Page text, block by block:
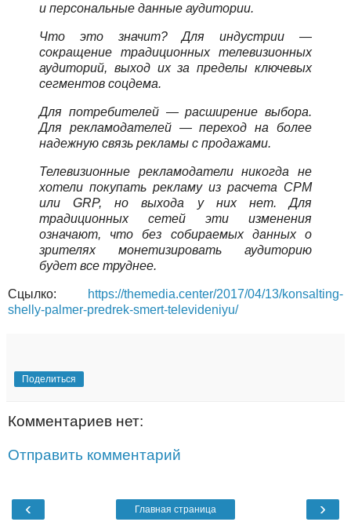
и персональные данные аудитории.
Что это значит? Для индустрии —
сокращение традиционных телевизионных
аудиторий, выход их за пределы ключевых
сегментов соцдема.
Для потребителей — расширение выбора.
Для рекламодателей — переход на более
надежную связь рекламы с продажами.
Телевизионные рекламодатели никогда не
хотели покупать рекламу из расчета CPM
или GRP, но выхода у них нет. Для
традиционных сетей эти изменения
означают, что без собираемых данных о
зрителях монетизировать аудиторию
будет все труднее.
Сцылко:
https://themedia.center/2017/04/13/konsalting-
shelly-palmer-predrek-smert-televideniyu/
Поделиться
Комментариев нет:
Отправить комментарий
‹ ›
Главная страница